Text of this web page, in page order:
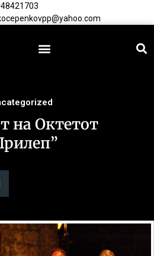
на Октетот